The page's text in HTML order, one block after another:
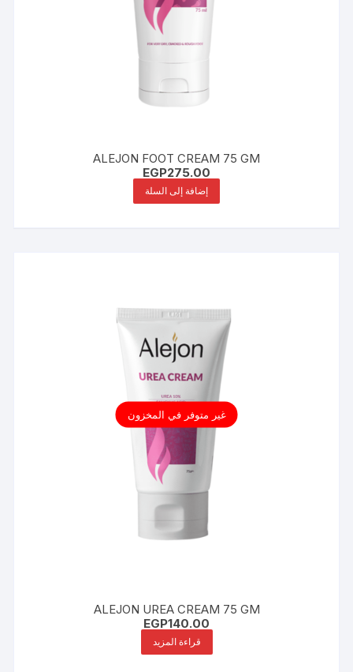
ALEJON FOOT CREAM 75 GM
EGP275.00
إضافة إلى السلة
غير متوفر في المخزون
ALEJON UREA CREAM 75 GM
EGP140.00
قراءة المزيد